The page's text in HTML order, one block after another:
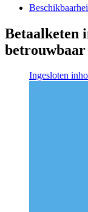
Betaalketen
betrouwbaar
Ingesloten